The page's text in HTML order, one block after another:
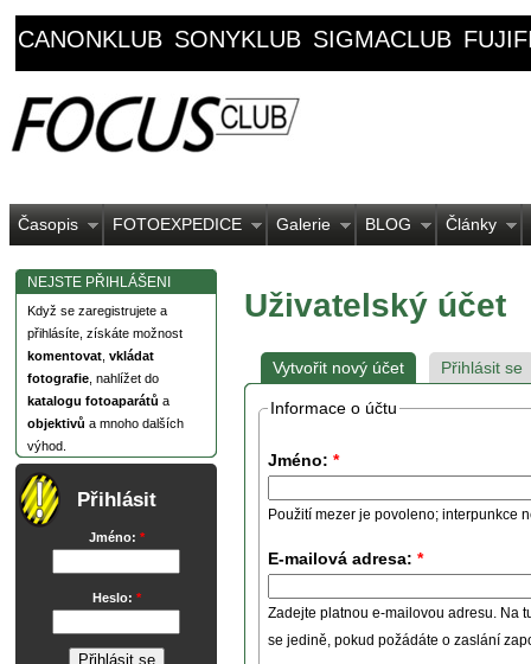
CANONKLUB SONYKLUB SIGMACLUB
Časopis FOTOEXPEDICE Galerie BLOG Články
NEJSTE PŘIHLÁŠENI
Když se zaregistrujete a
přihlásíte, získáte možnost
komentovat vkládat
fotografie , nahlížet do
katalogu fotoaparátů a
objektivů a mnoho dalších
výhod.
Přihlásit
Jméno: *
Heslo: *
Uživatelský účet
Vytvořit nový účet Přihlásit se
Informace o účtu
Jméno: *
Použití mezer je povoleno; interpunkce
E-mailová adresa: *
Zadejte platnou e-mailovou adresu. Na
se jedině, pokud požádáte o zaslání